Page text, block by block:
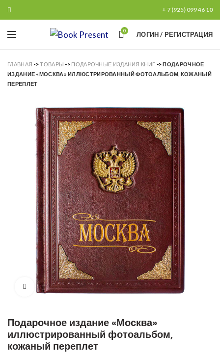
+ 7 (925) 099 46 10
0 ЛОГИН / РЕГИСТРАЦИЯ
ГЛАВНАЯ ->ТОВАРЫ -> ПОДАРОЧНЫЕ ИЗДАНИЯ КНИГ ->ПОДАРОЧНОЕ
ИЗДАНИЕ «МОСКВА» ИЛЛЮСТРИРОВАННЫЙ ФОТОАЛЬБОМ, КОЖАНЫЙ
ПЕРЕПЛЕТ
Увеличить
Подарочное издание «Москва»
иллюстрированный фотоальбом,
кожаный переплет